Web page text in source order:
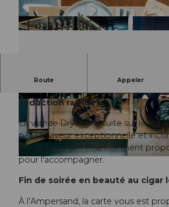
© Ampersand |CC-BY-NC-ND
© Ampersand |CC-BY-NC-ND ©
Route Appeler
L’Ampersand est un lieu qui
convivialité, les plaisirs culinaires
séduction raffinée.
La viande Dry Aged cuite sur le gril
par sa saveur exceptionnelle et
vinothèque de l’établissement
pour l’accompagner.
Fin de soirée en beauté au cigar
À l’Ampersand, la carte vous est